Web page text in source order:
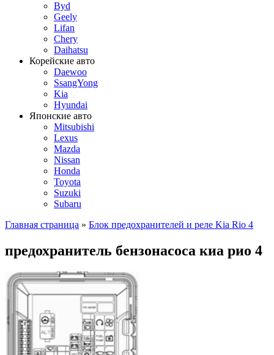
Byd
Geely
Lifan
Chery
Daihatsu
Корейские авто
Daewoo
SsangYong
Kia
Hyundai
Японские авто
Mitsubishi
Lexus
Mazda
Nissan
Honda
Toyota
Suzuki
Subaru
Главная страница » Блок предохранителей и реле Kia Rio 4
предохранитель бензонасоса киа рио 4